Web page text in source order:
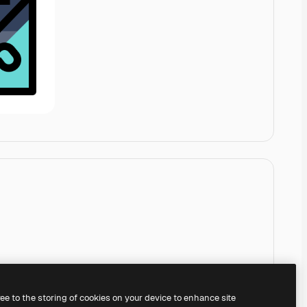
to the storing of cookies on your device to enhance site